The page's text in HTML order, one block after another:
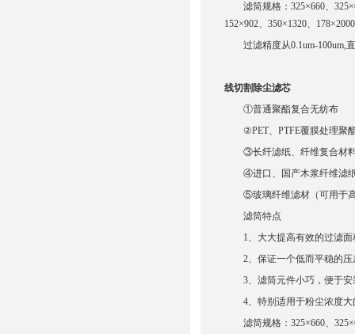
滤筒规格：325×660、
152×902、350×1320、
过滤精度从0.1um-100um,直
线切割除尘滤芯
①普通聚酯复合无纺布
②PET、PTFE覆膜处理聚酯
③长纤滤纸、纤维复合材料
④进口、国产木浆纤维滤
⑤玻璃纤维滤材（可用于高
滤筒特点
1、大大提高有效的过滤面
2、保证一个低而平稳的压
3、滤筒元件小巧，便于安
4、特别适用于粉尘浓度大
滤筒规格：325×660、